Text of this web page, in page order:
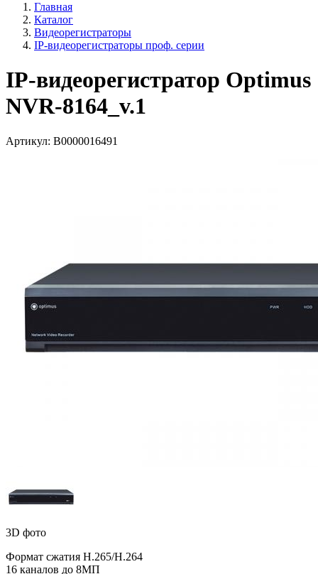
Главная
Каталог
Видеорегистраторы
IP-видеорегистраторы проф. серии
IP-видеорегистратор Optimus
NVR-8164_v.1
Артикул: В0000016491
3D фото
Формат сжатия H.265/H.264
16 каналов до 8МП